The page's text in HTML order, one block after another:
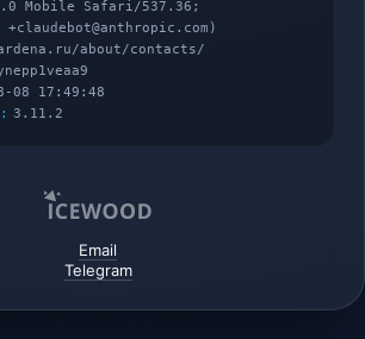
Mobile Safari/537.36;
about/contacts/
08 17:49:48
3.11.2
Email
Telegram